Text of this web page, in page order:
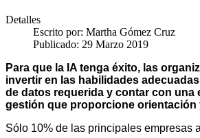
Detalles
Escrito por: Martha Gómez Cruz
Publicado: 29 Marzo 2019
Para que la IA tenga éxito, las
invertir en las habilidades
de datos requerida y contar con una
gestión que proporcione orientación
Sólo 10% de las principales empresas